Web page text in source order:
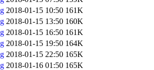
2018-01-15 10:50 161K
2018-01-15 13:50 160K
2018-01-15 16:50 161K
2018-01-15 19:50 164K
2018-01-15 22:50 165K
2018-01-16 01:50 165K